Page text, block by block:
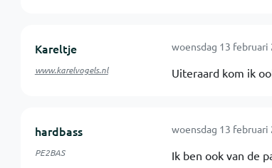
Kareltje
www.karelvogels.nl
woensdag 13 februari
Uiteraard kom ik
hardbass
PE2BAS
woensdag 13 februari
Ik ben ook van de